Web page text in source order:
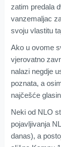
zatim predala
vanzemaljac
svoju vlastitu
Ako u ovome
vjerovatno
nalazi negdje
poznata, a
najčešće
Neki od NLO
pojavljivanja
danas), a